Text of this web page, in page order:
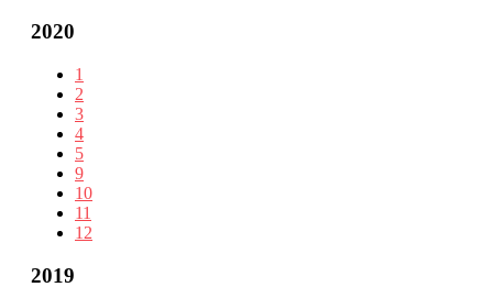
2020
1
2
3
4
5
9
10
11
12
2019